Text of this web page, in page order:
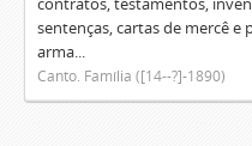
sentenças, cartas de mercê e
arma...
Canto. Família ([14--?]-1890)